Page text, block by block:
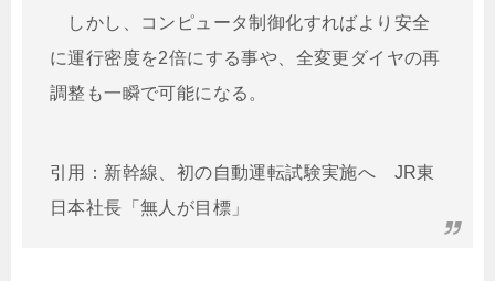
しかし、コンピュータ制御化すればより安全
に運行密度を2倍にする事や、全変更ダイヤの再
調整も一瞬で可能になる。
引用：新幹線、初の自動運転試験実施へ JR東
日本社長「無人が目標」